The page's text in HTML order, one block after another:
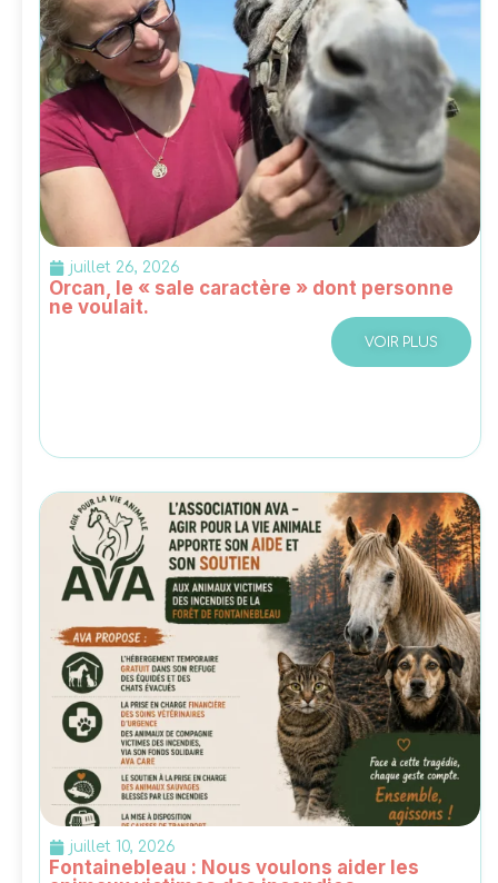
juillet 26, 2026
Orcan, le « sale caractère » dont personne
ne voulait.
VOIR PLUS
juillet 10, 2026
Fontainebleau : Nous voulons aider les